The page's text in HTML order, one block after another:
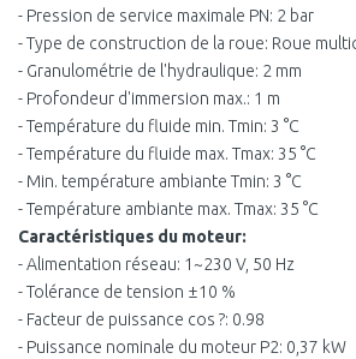
- Pression de service maximale PN: 2 bar
- Type de construction de la roue: Roue
- Granulométrie de l'hydraulique: 2 mm
- Profondeur d'immersion max.: 1 m
- Température du fluide min. Tmin: 3 °C
- Température du fluide max. Tmax: 35 °C
- Min. température ambiante Tmin: 3 °C
- Température ambiante max. Tmax: 35 °C
Caractéristiques du moteur:
- Alimentation réseau: 1~230 V, 50 Hz
- Tolérance de tension ±10 %
- Facteur de puissance cos ?: 0.98
- Puissance nominale du moteur P2: 0,37 kW